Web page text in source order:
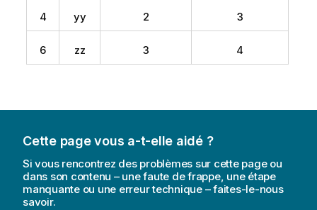
4 yy 2 3
6 zz 3 4
Cette page vous a-t-elle aidé ?
Si vous rencontrez des problèmes sur cette page ou
dans son contenu – une faute de frappe, une étape
manquante ou une erreur technique – faites-le-nous
savoir.